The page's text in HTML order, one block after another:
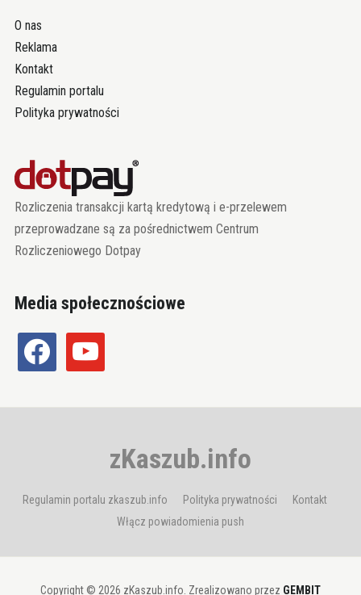
O nas
Reklama
Kontakt
Regulamin portalu
Polityka prywatności
Rozliczenia transakcji kartą kredytową i e-przelewem
przeprowadzane są za pośrednictwem Centrum
Rozliczeniowego Dotpay
Media społecznościowe
facebook youtube
zKaszub.info
Regulamin portalu zkaszub.info Polityka prywatności
Kontakt
Włącz powiadomienia push
Copyright © 2026 zKaszub.info. Zrealizowano przez GEMBIT